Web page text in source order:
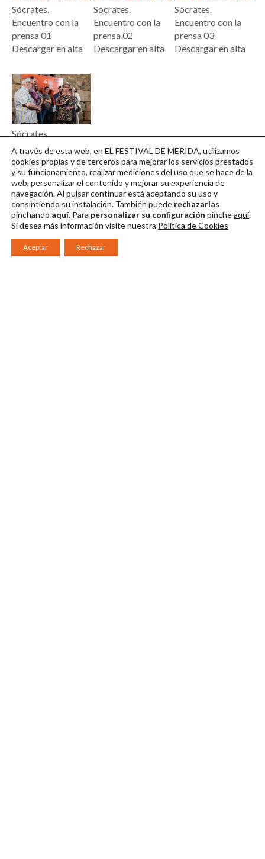
Sócrates.
Encuentro con la
prensa 01
Descargar en alta
Sócrates.
Encuentro con la
prensa 02
Descargar en alta
Sócrates.
Encuentro con la
prensa 03
Descargar en alta
Sócrates.
Encuentro con la
prensa 04
Descargar en alta
A través de esta web, en EL FESTIVAL DE MÉRIDA, utilizamos
cookies propias y de terceros para mejorar los servicios prestados
y su funcionamiento, realizar mediciones del uso que se hace de la
web, personalizar el contenido y mejorar su experiencia de
navegación. Al pulsar continuarestá aceptando su uso y
consintiendo su instalación. También puede rechazarlas
pinchando aquí. Para personalizar su configuración pincheaquí.
Si desea más información visite nuestra Política de Cookies
Aceptar Rechazar